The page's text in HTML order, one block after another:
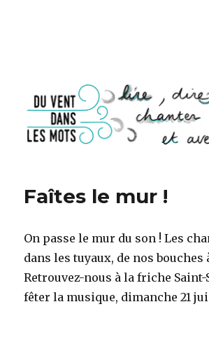
DU VENT DANS LES
Faîtes le mur !
On passe le mur du son ! Les
dans les tuyaux, de nos bouches
Retrouvez-nous à la friche Saint-
fêter la musique, dimanche 21